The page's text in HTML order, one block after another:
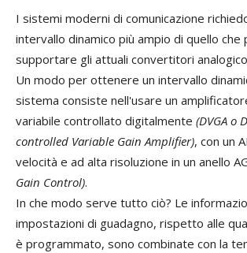
I sistemi moderni di comunicazione
intervallo dinamico più ampio di quello che
supportare gli attuali convertitori
Un modo per ottenere un intervallo
sistema consiste nell'usare un
variabile controllato digitalmente (DVGA o
controlled Variable Gain Amplifier), con un
velocità e ad alta risoluzione in un anello
Gain Control).
In che modo serve tutto ciò? Le
impostazioni di guadagno, rispetto alle
è programmato, sono combinate con la